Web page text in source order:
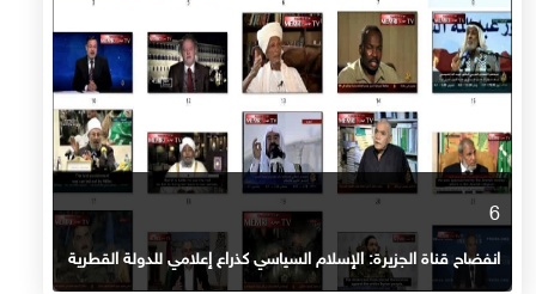
6
انفضاح قناة الجزيرة: الإسلام السياسي كذراع إعلامي للدولة القطرية